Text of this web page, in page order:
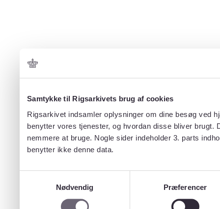
Samtykke til Rigsarkivets brug af cookies
Rigsarkivet indsamler oplysninger om dine besøg ved
benytter vores tjenester, og hvordan disse bliver
nemmere at bruge. Nogle sider indeholder 3. parts
benytter ikke denne data.
Nødvendig
Præferencer